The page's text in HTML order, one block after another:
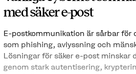
med säker e-post
E-postkommunikation är sårbar för
som phishing, avlyssning och
Lösningar för säker e-post minskar
genom stark autentisering,